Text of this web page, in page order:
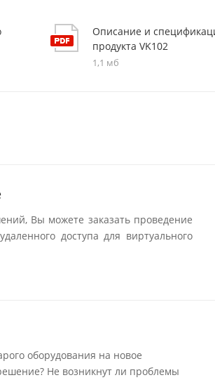
Описание и
продукта VK102
1,1 мб
Вы можете заказать проведение
доступа для виртуального
оборудования на новое
Не возникнут ли проблемы